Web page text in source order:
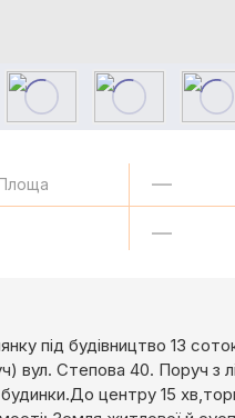
—
—
під будівництво 13
вул. Степова 40. Поруч з
центру 15